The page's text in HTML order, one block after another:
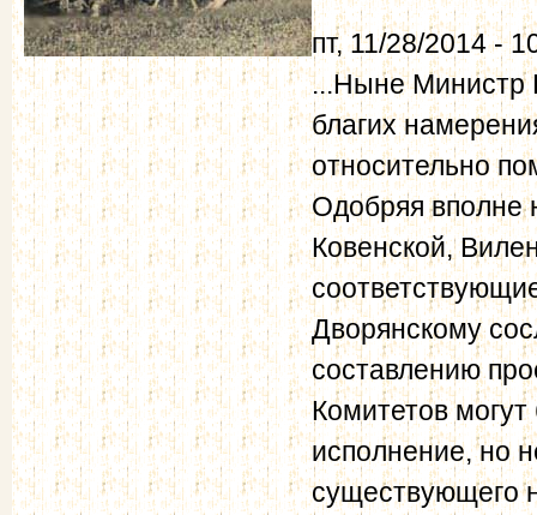
пт, 11/28/2014 -
...Ныне Министр
благих
относительно
Одобряя вполне
Ковенской,
Дворянскому
составлению
Комитетов
исполнение, но
существующего